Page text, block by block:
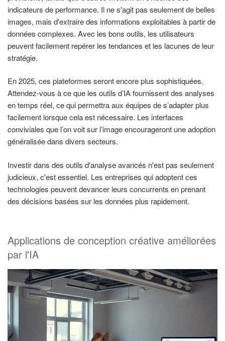
indicateurs de performance. Il ne s'agit pas seulement de belles
images, mais d'extraire des informations exploitables à partir de
données complexes. Avec les bons outils, les utilisateurs
peuvent facilement repérer les tendances et les lacunes de leur
stratégie.
En 2025, ces plateformes seront encore plus sophistiquées.
Attendez-vous à ce que les outils d’IA fournissent des analyses
en temps réel, ce qui permettra aux équipes de s’adapter plus
facilement lorsque cela est nécessaire. Les interfaces
conviviales que l’on voit sur l’image encourageront une adoption
généralisée dans divers secteurs.
Investir dans des outils d'analyse avancés n'est pas seulement
judicieux, c'est essentiel. Les entreprises qui adoptent ces
technologies peuvent devancer leurs concurrents en prenant
des décisions basées sur les données plus rapidement.
Applications de conception créative améliorées
par l'IA